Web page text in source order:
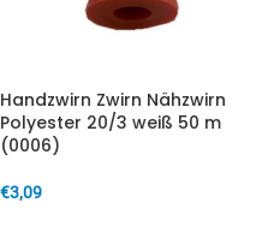
Handzwirn Zwirn Nähzwirn
Polyester 20/3 weiß 50 m
(0006)
€3,09